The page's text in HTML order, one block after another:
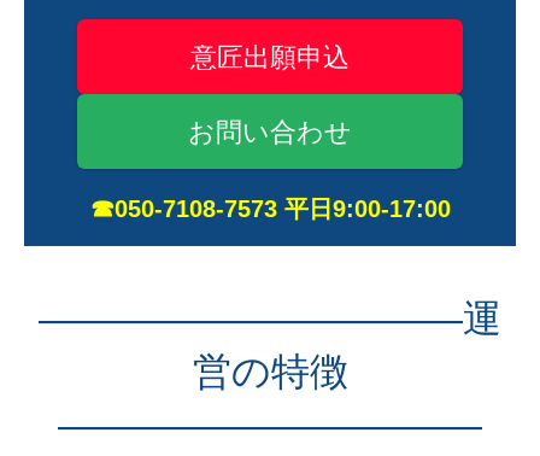
意匠出願申込
お問い合わせ
☎050-7108-7573 平日9:00-17:00
———————————運
営の特徴
———————————